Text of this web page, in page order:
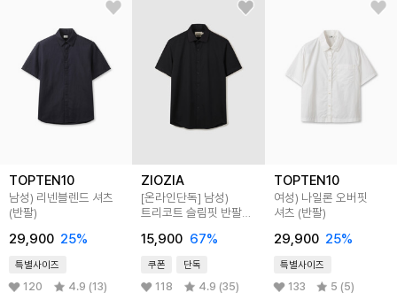
TOPTEN10
남성) 리넨블렌드 셔츠
(반팔)
29,900 25%
특별사이즈
120 4.9 (13)
ZIOZIA
[온라인단독] 남성)
트리코트 슬림핏 반팔
15,900 67%
쿠폰 단독
118 4.9 (35)
TOPTEN10
여성) 나일론 오버핏
셔츠 (반팔)
29,900 25%
특별사이즈
133 5 (5)